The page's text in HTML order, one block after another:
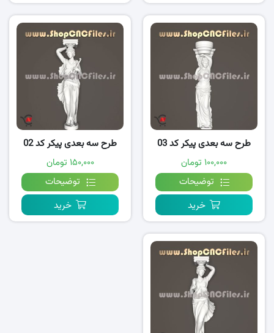
طرح سه بعدی پیکر کد 03
۱۰۰,۰۰۰ تومان
توضیحات
خرید
طرح سه بعدی پیکر کد 02
۱۵۰,۰۰۰ تومان
توضیحات
خرید